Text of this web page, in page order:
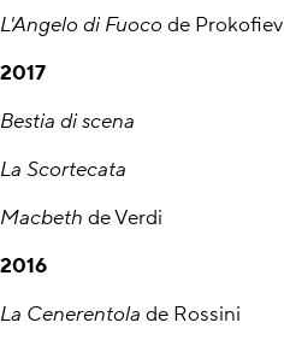
L'Angelo di Fuocode Prokofiev
2017
Bestia di scena
La Scortecata
Macbeth de Verdi
2016
La Cenerentola de Rossini